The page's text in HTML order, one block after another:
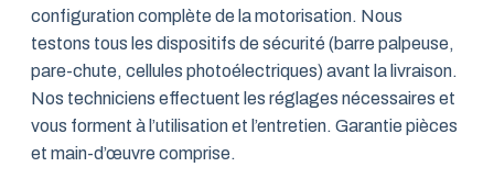
configuration complète de la motorisation. Nous
testons tous les dispositifs de sécurité (barre palpeuse,
pare-chute, cellules photoélectriques) avant la livraison.
Nos techniciens effectuent les réglages nécessaires et
vous forment à l’utilisation et l’entretien. Garantie pièces
et main-d’œuvre comprise.